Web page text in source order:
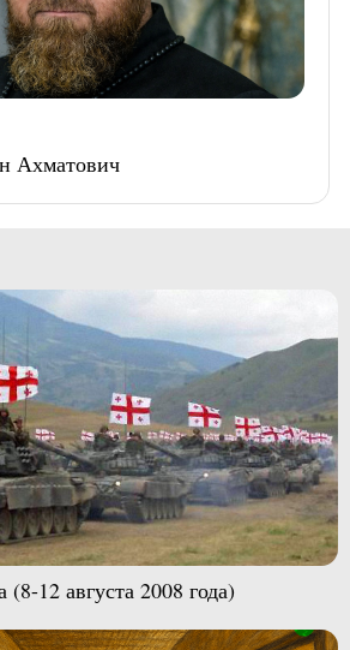
Ахматович
12 августа 2008 года)